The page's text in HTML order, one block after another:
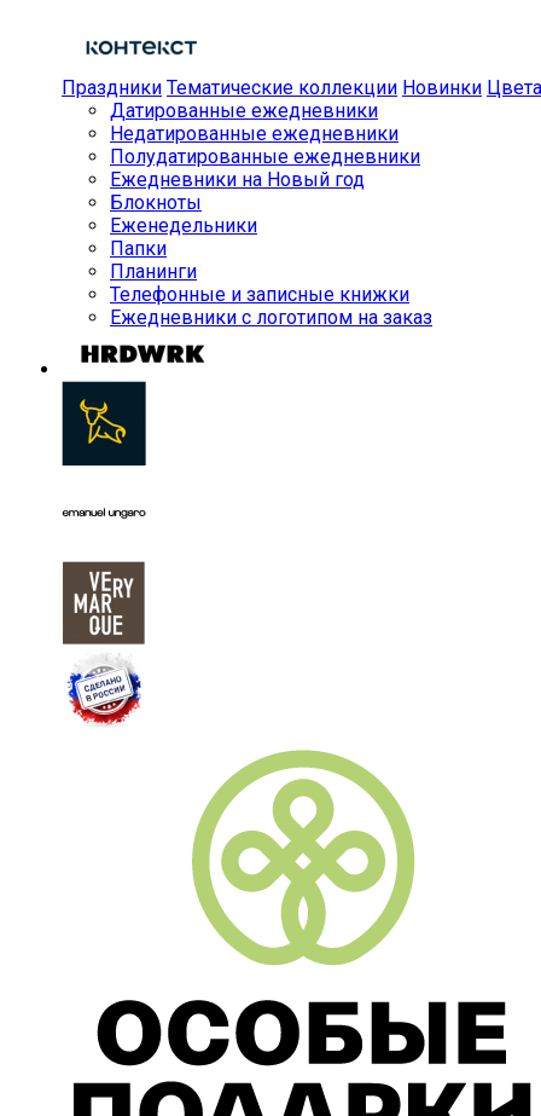
Праздники Тематические коллекции Новинки Цвета
Датированные ежедневники
Недатированные ежедневники
Полудатированные ежедневники
Ежедневники на Новый год
Блокноты
Еженедельники
Папки
Планинги
Телефонные и записные книжки
Ежедневники с логотипом на заказ